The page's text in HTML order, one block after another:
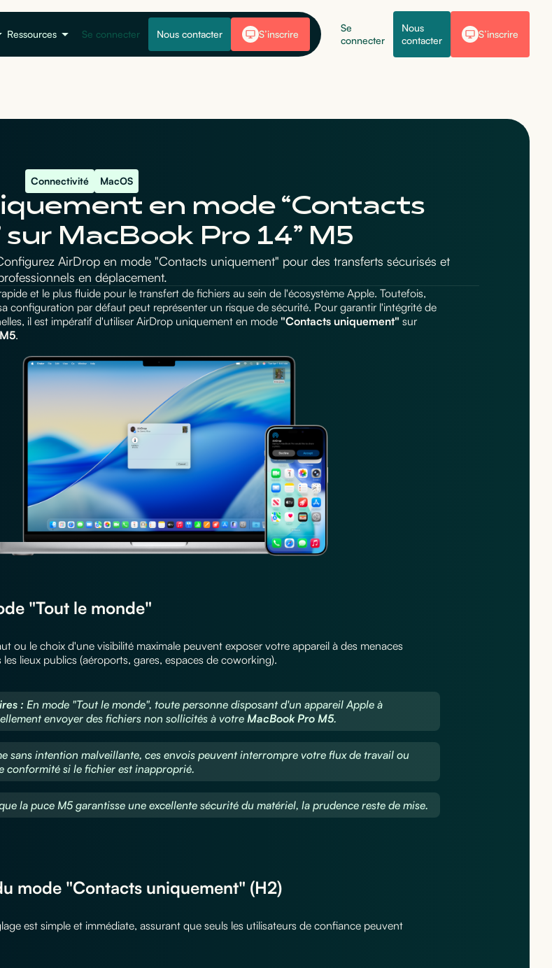
Ressources Se connecter Nous contacter S’inscrire
Se
connecter
Nous
contacter
S’inscrire
Connectivité MacOS
en mode “Contacts
MacBook Pro 14” M5
AirDrop en mode "Contacts uniquement" pour des transferts sécurisés et
en déplacement.
et le plus fluide pour le transfert de fichiers au sein de l'écosystème Apple. Toutefois,
configuration par défaut peut représenter un risque de sécurité. Pour garantir l'intégrité de
il est impératif d'utiliser AirDrop uniquement en mode "Contacts uniquement" sur
.
"Tout le monde"
ou le choix d'une visibilité maximale peuvent exposer votre appareil à des menaces
lieux publics (aéroports, gares, espaces de coworking).
: En mode "Tout le monde", toute personne disposant d'un appareil Apple à
envoyer des fichiers non sollicités à votre MacBook Pro M5.
sans intention malveillante, ces envois peuvent interrompre votre flux de travail ou
conformité si le fichier est inapproprié.
la puce M5 garantisse une excellente sécurité du matériel, la prudence reste de mise.
mode "Contacts uniquement" (H2)
est simple et immédiate, assurant que seuls les utilisateurs de confiance peuvent